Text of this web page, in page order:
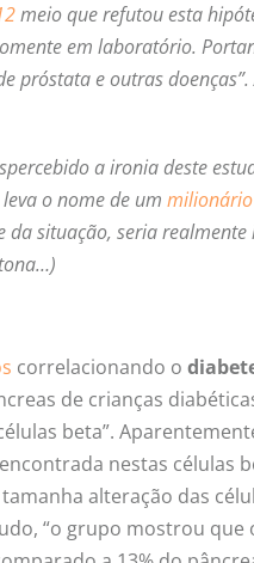
meio que refutou esta
em laboratório.
próstata e outras
a ironia deste
o nome de ummilionário
da situação, seria
correlacionando o
de crianças
beta”.
nestas células
alteração das
“o grupo mostrou